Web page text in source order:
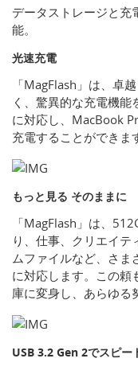
データストレージと充
能。
光速充電
「MagFlash」は、卓
く、驚異的な充電機
に対応し、MacBook
充電することができま
もっと見る そのままに
「MagFlash」は、
り、仕事、クリエイ
ムファイルなど、さま
に対応します。この頼
庫に変身し、あらゆる
USB 3.2 Gen 2でスピー